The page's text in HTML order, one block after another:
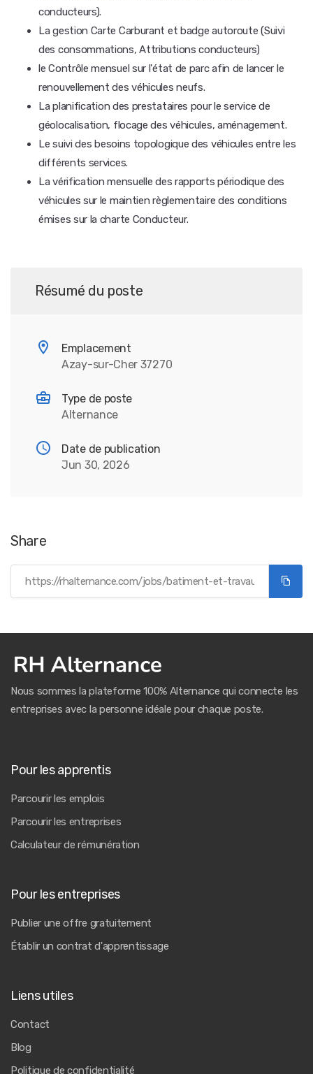
conducteurs).
La gestion Carte Carburant et badge autoroute (Suivi
des consommations, Attributions conducteurs)
le Contrôle mensuel sur l'état de parc afin de lancer le
renouvellement des véhicules neufs.
La planification des prestataires pour le service de
géolocalisation, flocage des véhicules, aménagement.
Le suivi des besoins topologique des véhicules entre les
différents services.
La vérification mensuelle des rapports périodique des
véhicules sur le maintien règlementaire des conditions
émises sur la charte Conducteur.
Résumé du poste
Emplacement
Azay-sur-Cher 37270
Type de poste
Alternance
Date de publication
Jun 30, 2026
Share
Nous sommes la plateforme 100% Alternance qui connecte les
entreprises avec la personne idéale pour chaque poste.
Pour les apprentis
Parcourir les emplois
Parcourir les entreprises
Calculateur de rémunération
Pour les entreprises
Publier une offre gratuitement
Établir un contrat d'apprentissage
Liens utiles
Contact
Blog
Politique de confidentialité